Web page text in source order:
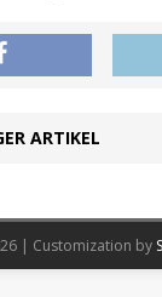
ARTIKEL
| Customization by